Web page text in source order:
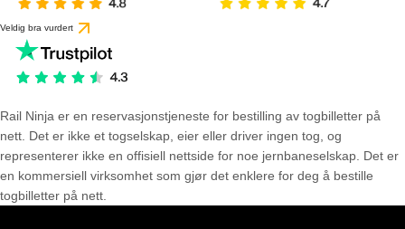
Veldig bra vurdert
Rail Ninja er en reservasjons­tjeneste for bestilling av togbilletter på
nett. Det er ikke et togselskap, eier eller driver ingen tog, og
representerer ikke en offisiell nettside for noe jernbaneselskap. Det er
en kommersiell virksomhet som gjør det enklere for deg å bestille
togbilletter på nett.